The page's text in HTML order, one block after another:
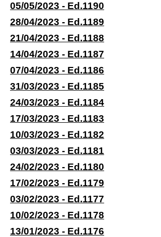
05/05/2023 - Ed.1190
28/04/2023 - Ed.1189
21/04/2023 - Ed.1188
14/04/2023 - Ed.1187
07/04/2023 - Ed.1186
31/03/2023 - Ed.1185
24/03/2023 - Ed.1184
17/03/2023 - Ed.1183
10/03/2023 - Ed.1182
03/03/2023 - Ed.1181
24/02/2023 - Ed.1180
17/02/2023 - Ed.1179
03/02/2023 - Ed.1177
10/02/2023 - Ed.1178
13/01/2023 - Ed.1176